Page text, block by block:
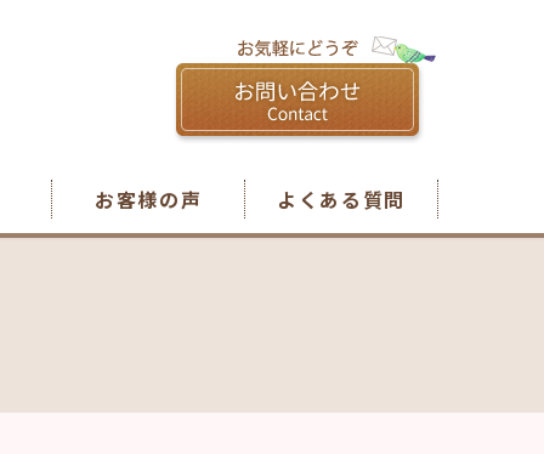
お客様の声 よくある質問